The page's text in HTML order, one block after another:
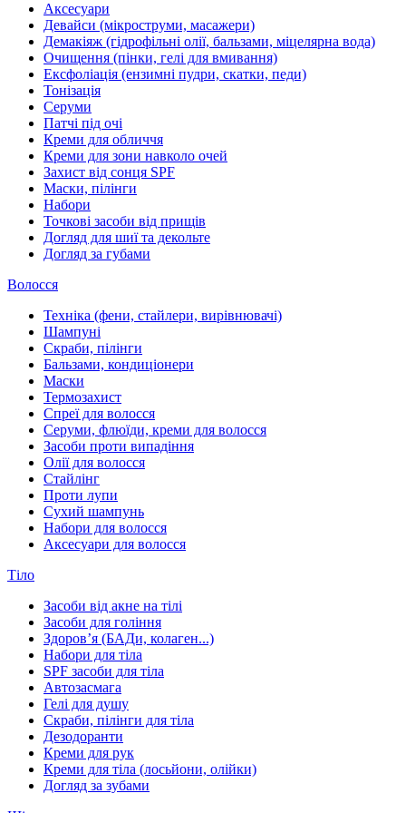
Аксесуари
Девайси (мікроструми, масажери)
Демакіяж (гідрофільні олії, бальзами, міцелярна вода)
Очищення (пінки, гелі для вмивання)
Ексфоліація (ензимні пудри, скатки, педи)
Тонізація
Серуми
Патчі під очі
Креми для обличчя
Креми для зони навколо очей
Захист від сонця SPF
Маски, пілінги
Набори
Точкові засоби від прищів
Догляд для шиї та декольте
Догляд за губами
Волосся
Техніка (фени, стайлери, вирівнювачі)
Шампуні
Скраби, пілінги
Бальзами, кондиціонери
Маски
Термозахист
Спреї для волосся
Серуми, флюїди, креми для волосся
Засоби проти випадіння
Олії для волосся
Стайлінг
Проти лупи
Сухий шампунь
Набори для волосся
Аксесуари для волосся
Тіло
Засоби від акне на тілі
Засоби для гоління
Здоровʼя (БАДи, колаген...)
Набори для тіла
SPF засоби для тіла
Автозасмага
Гелі для душу
Скраби, пілінги для тіла
Дезодоранти
Креми для рук
Креми для тіла (лосьйони, олійки)
Догляд за зубами